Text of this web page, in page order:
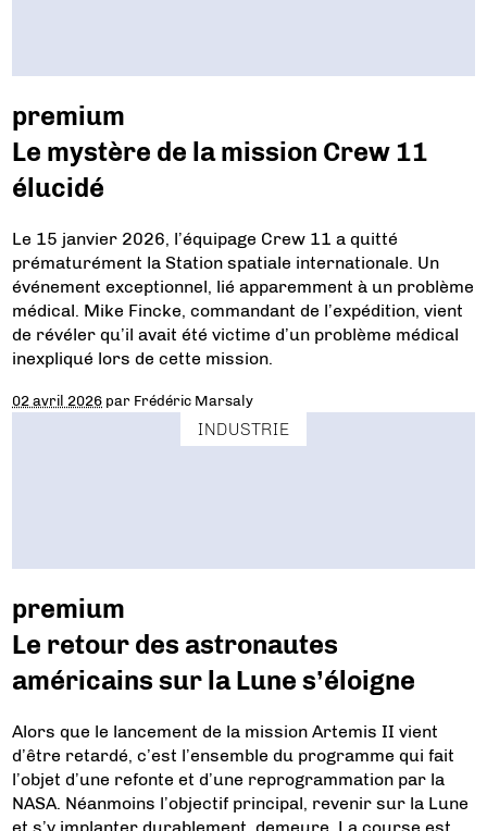
premium
Le mystère de la mission Crew 11
élucidé
Le 15 janvier 2026, l’équipage Crew 11 a quitté
prématurément la Station spatiale internationale. Un
événement exceptionnel, lié apparemment à un problème
médical. Mike Fincke, commandant de l’expédition, vient
de révéler qu’il avait été victime d’un problème médical
inexpliqué lors de cette mission.
02 avril 2026 par Frédéric Marsaly
INDUSTRIE
premium
Le retour des astronautes
américains sur la Lune s’éloigne
Alors que le lancement de la mission Artemis II vient
d’être retardé, c’est l’ensemble du programme qui fait
l’objet d’une refonte et d’une reprogrammation par la
NASA. Néanmoins l’objectif principal, revenir sur la Lune
et s’y implanter durablement, demeure. La course est